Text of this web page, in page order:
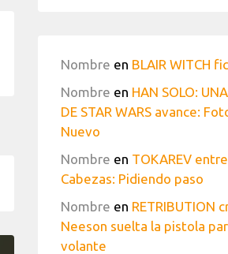
Nombre en BLAIR WITCH
Nombre en HAN SOLO:
DE STAR WARS avance:
Nuevo
Nombre en TOKAREV
Cabezas: Pidiendo paso
Nombre en RETRIBUTION
Neeson suelta la pistola
volante